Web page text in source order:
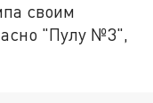
своим
"Пулу №3",